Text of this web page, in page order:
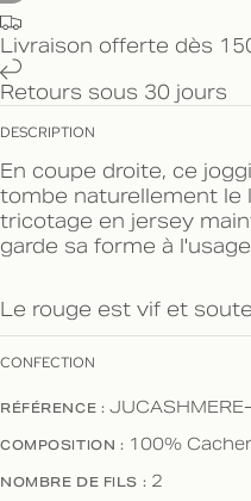
Livraison offerte dès
Retours sous 30 jours
DESCRIPTION
En coupe droite, ce
tombe naturellement le
tricotage en jersey
garde sa forme à
Le rouge est vif et
CONFECTION
RÉFÉRENCE :
COMPOSITION : 100%
NOMBRE DE FILS : 2